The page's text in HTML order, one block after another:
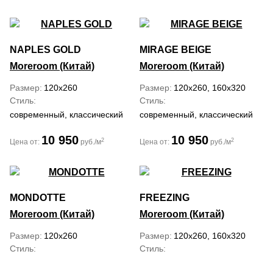
NAPLES GOLD
Moreroom (Китай)
Размер 120x260
Стиль
современный, классический
Цена от: 10 950 руб./м2
MIRAGE BEIGE
Moreroom (Китай)
Размер 120x260, 160x320
Стиль
современный, классический
Цена от: 10 950 руб./м2
MONDOTTE
Moreroom (Китай)
Размер 120x260
Стиль
FREEZING
Moreroom (Китай)
Размер 120x260, 160x320
Стиль